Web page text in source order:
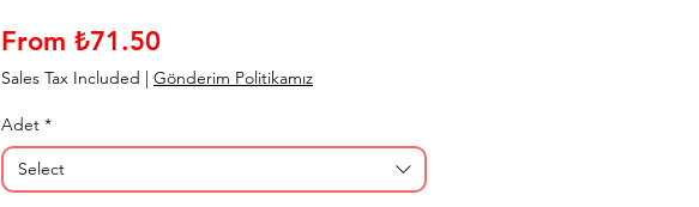
From ₺71.50Sale Price
Sales Tax Included | Gönderim Politikamız
Adet *
Select